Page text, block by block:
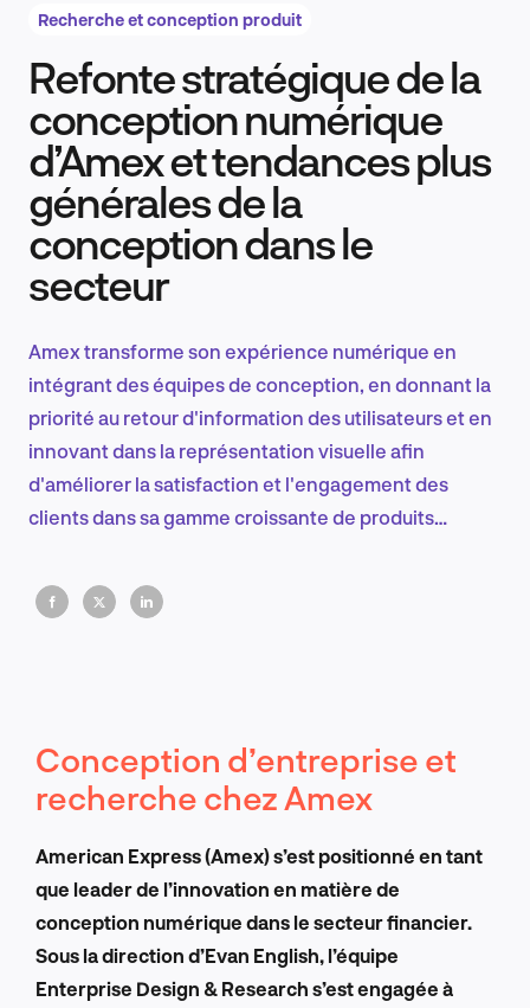
Recherche et conception produit
Tendances sectorielles
FR
Recherche et conception produit
Refonte stratégique de la
conception numérique
d’Amex et tendances plus
générales de la
conception dans le
secteur
Amex transforme son expérience numérique en
intégrant des équipes de conception, en donnant la
priorité au retour d'information des utilisateurs et en
innovant dans la représentation visuelle afin
d'améliorer la satisfaction et l'engagement des
clients dans sa gamme croissante de produits
Conception d’entreprise et
recherche chez Amex
American Express (Amex) s’est positionné en tant
que leader de l’innovation en matière de
conception numérique dans le secteur financier.
Sous la direction d’Evan English, l’équipe
Enterprise Design & Research s’est engagée à